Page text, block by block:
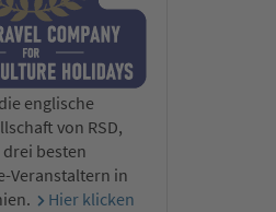
englische
von RSD,
besten
Veranstaltern in
Hier klicken